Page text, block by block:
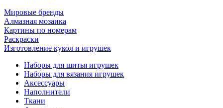
Мировые бренды
Алмазная мозаика
Картины по номерам
Раскраски
Изготовление кукол и игрушек
Наборы для шитья игрушек
Наборы для вязания игрушек
Аксессуары
Наполнители
Ткани